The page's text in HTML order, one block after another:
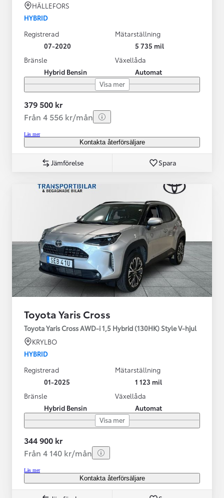
HÄLLEFORS
HYBRID
Registrerad
07-2020
Mätarställning
5 735 mil
Bränsle
Hybrid Bensin
Växellåda
Automat
Visa mer
379 500 kr
Från 4 556 kr/mån
Läs mer
Kontakta återförsäljare
Jämförelse Spara
Toyota Yaris Cross
Toyota Yaris Cross AWD-i 1,5 Hybrid (130HK) Style V-hjul
KRYLBO
HYBRID
Registrerad
01-2025
Mätarställning
1 123 mil
Bränsle
Hybrid Bensin
Växellåda
Automat
Visa mer
344 900 kr
Från 4 140 kr/mån
Läs mer
Kontakta återförsäljare